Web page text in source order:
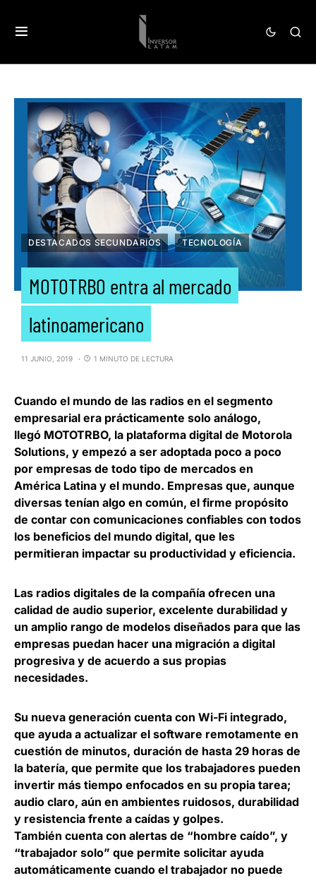
DESTACADOS SECUNDARIOS TECNOLOGÍA
MOTOTRBO entra al mercado
latinoamericano
11 JUNIO, 2019 1 MINUTO DE LECTURA
Cuando el mundo de las radios en el segmento
empresarial era prácticamente solo análogo,
llegó MOTOTRBO, la plataforma digital de Motorola
Solutions, y empezó a ser adoptada poco a poco
por empresas de todo tipo de mercados en
América Latina y el mundo. Empresas que, aunque
diversas tenían algo en común, el firme propósito
de contar con comunicaciones confiables con todos
los beneficios del mundo digital, que les
permitieran impactar su productividad y eficiencia.
Las radios digitales de la compañía ofrecen una
calidad de audio superior, excelente durabilidad y
un amplio rango de modelos diseñados para que las
empresas puedan hacer una migración a digital
progresiva y de acuerdo a sus propias
necesidades.
Su nueva generación cuenta con Wi-Fi integrado,
que ayuda a actualizar el software remotamente en
cuestión de minutos, duración de hasta 29 horas de
la batería, que permite que los trabajadores pueden
invertir más tiempo enfocados en su propia tarea;
audio claro, aún en ambientes ruidosos, durabilidad
y resistencia frente a caídas y golpes.
También cuenta con alertas de “hombre caído”, y
“trabajador solo” que permite solicitar ayuda
automáticamente cuando el trabajador no puede